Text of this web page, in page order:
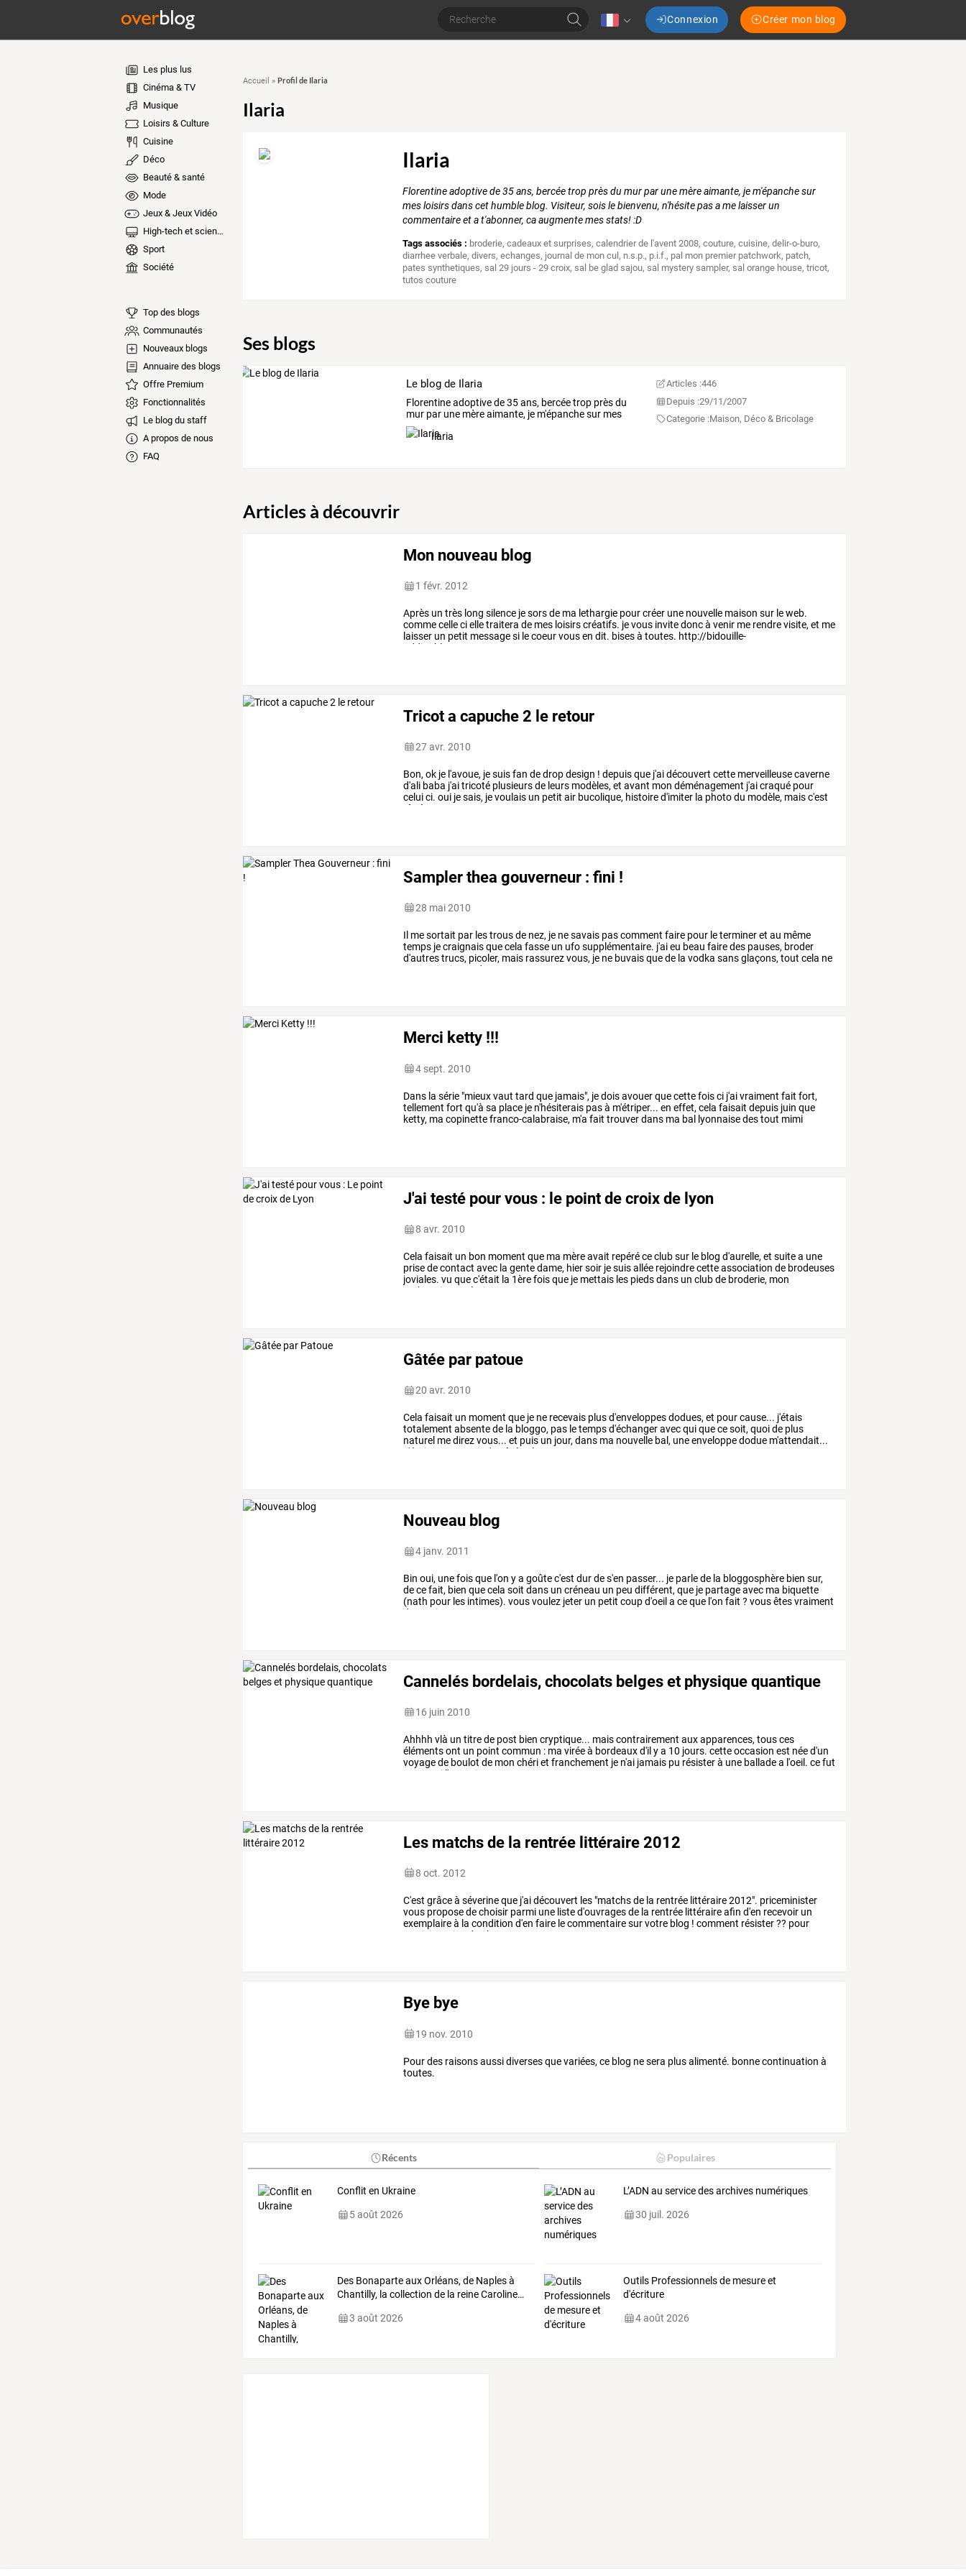
Connexion Créer mon blog
Les plus lus
Cinéma & TV
Musique
Loisirs & Culture
Cuisine
Déco
Beauté & santé
Mode
Jeux & Jeux Vidéo
High-tech et sciences
Sport
Société
Top des blogs
Communautés
Nouveaux blogs
Annuaire des blogs
Offre Premium
Fonctionnalités
Le blog du staff
A propos de nous
FAQ
Accueil » Profil de Ilaria
Ilaria
Ilaria
Florentine adoptive de 35 ans, bercée trop près du mur par une mère aimante, je m'épanche sur
mes loisirs dans cet humble blog. Visiteur, sois le bienvenu, n'hésite pas a me laisser un
commentaire et a t'abonner, ca augmente mes stats! :D
Tags associés : broderie,cadeaux et surprises,calendrier de l'avent 2008,couture,cuisine,delir-o-buro,
diarrhee verbale,divers,echanges, journal de mon cul, n.s.p., p.i.f., pal mon premier patchwork, patch,
pates synthetiques,sal 29 jours - 29 croix,sal be glad sajou,sal mystery sampler,sal orange house,tricot,
tutos couture
Ses blogs
Le blog de Ilaria
Florentineadoptivede35ans,bercéetropprèsdu
murparunemèreaimante,jem'épanchesurmes
loisirs
Ilaria
Articles :446
Depuis :29/11/2007
Categorie :Maison, Déco & Bricolage
Articles à découvrir
Mon nouveau blog
1 févr. 2012
Après un très long silence je sors de ma lethargie pour créer une nouvelle maison sur le web.
comme celle ci elle traitera de mes loisirs créatifs. je vous invite donc à venir me rendre visite, et me
laisser un petit message si le coeur vous en dit. bises à toutes. http://bidouille-
addict.blogspot.com/
Tricot a capuche 2 le retour
27 avr. 2010
Bon, ok je l'avoue, jesuisfan dedropdesign ! depuisque j'aidécouvert cette merveilleusecaverne
d'ali baba j'aitricoté plusieursde leurs modèles, et avant mon déménagement j'aicraqué pour
celuici. oui jesais, jevoulais un petit air bucolique, histoired'imiter la photodu modèle, maisc'est
râpé
Sampler thea gouverneur : fini !
28 mai 2010
Il mesortait par lestrousde nez, je nesavais pascomment faire pour letermineret au même
temps jecraignaisquecela fasse un ufosupplémentaire. j'aieu beau fairedes pauses, broder
d'autrestrucs, picoler, mais rassurezvous, je ne buvaisquede la vodka sansglaçons, tout cela ne
motivait davantage
Merci ketty !!!
4 sept. 2010
Dans la série "mieuxvaut tard que jamais", jedoisavouerquecettefoisci j'aivraiment fait fort,
tellement fort qu'à sa place je n'hésiterais pasà m'étriper... en effet, cela faisait depuis juin que
ketty, ma copinettefranco-calabraise, m'a fait trouverdans ma bal lyonnaisedestout mimi
J'ai testé pour vous : le point de croix de lyon
8 avr. 2010
Cela faisait un bon moment que ma mèreavait repéréceclubsur le blog d'aurelle,et suitea une
prisedecontact avec la gentedame, hiersoir jesuisallée rejoindrecetteassociation de brodeuses
joviales. vu quec'était la 1èrefoisque je mettais les piedsdans un clubde broderie, mon
enthousiasme
était
Gâtée par patoue
20 avr. 2010
Cela faisait un moment que je ne recevais plusd'enveloppesdodues,et pourcause... j'étais
totalement absentede la bloggo, pas letempsd'échangeravecquiquecesoit,quoide plus
naturel medirezvous... et puis un jour,dans ma nouvelle bal, uneenveloppedodue m'attendait...
c'était
qui m'a gâtée alors
Nouveau blog
4 janv. 2011
Bin oui, unefoisque l'on ya goûtec'est durdes'en passer... je parlede la bloggosphère bien sur,
decefait, bien quecela soit dans un créneau un peu différent, que je partageavec ma biquette
(nath pour les intimes). vousvoulez jeter un petit coupd'oeil a ceque l'on fait ? vousêtesvraiment
des
curieuses
Cannelés bordelais, chocolats belges et physique quantique
16 juin 2010
Ahhhh vlà un titrede post bien cryptique... maiscontrairement auxapparences, tousces
élémentsont un point commun : ma viréeà bordeauxd'il ya 10 jours. cetteoccasion est néed'un
voyagede boulot de mon chériet franchement je n'ai jamais pu résisterà une balladea l'oeil. cefut
moi l'occasion
Les matchs de la rentrée littéraire 2012
8 oct. 2012
C'est grâceà séverineque j'aidécouvert les "matchsde la rentrée littéraire2012". priceminister
vous proposedechoisir parmi une listed'ouvragesde la rentrée littéraireafin d'en recevoir un
exemplaireà la condition d'en faire lecommentairesurvotre blog ! comment résister?? pour
participer,
rien de plus
Bye bye
19 nov. 2010
Pour des raisons aussi diverses que variées, ce blog ne sera plus alimenté. bonne continuation à
toutes.
Récents Populaires
Conflit en Ukraine
5 août 2026
L’ADN au service des archives numériques
30 juil. 2026
DesBonaparteauxOrléans,deNaplesà
Chantilly,la collection dela reineCaroline…
3 août 2026
Outils Professionnels de mesure et
d'écriture
4 août 2026